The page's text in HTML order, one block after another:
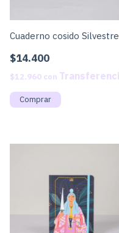
Cuaderno cosido Silvestre
$14.400
$12.960 con